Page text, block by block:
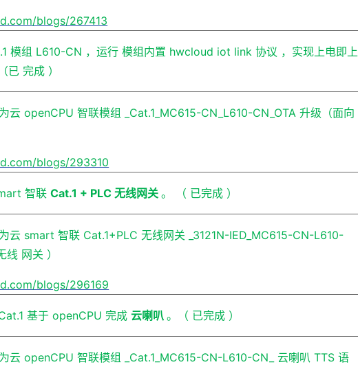
blogs/267413
模组 L610-CN ，运行模组内置 hwcloud iot link协议 ，实现上电即上
（已完成 ）
云openCPU智联模组 _Cat.1_MC615-CN_L610-CN_OTA升级（面向
blogs/293310
智联Cat.1 + PLC无线网关。 （ 已完成 ）
云 smart智联 Cat.1+PLC无线网关
_3121N-IED_MC615-CN-L610-
线 网关 ）
blogs/296169
基于openCPU完成云喇叭。（ 已完成 ）
云openCPU智联模组 _Cat.1_MC615-CN-L610-CN_云喇叭TTS语